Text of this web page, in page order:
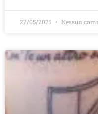
27/05/2025 Nessun